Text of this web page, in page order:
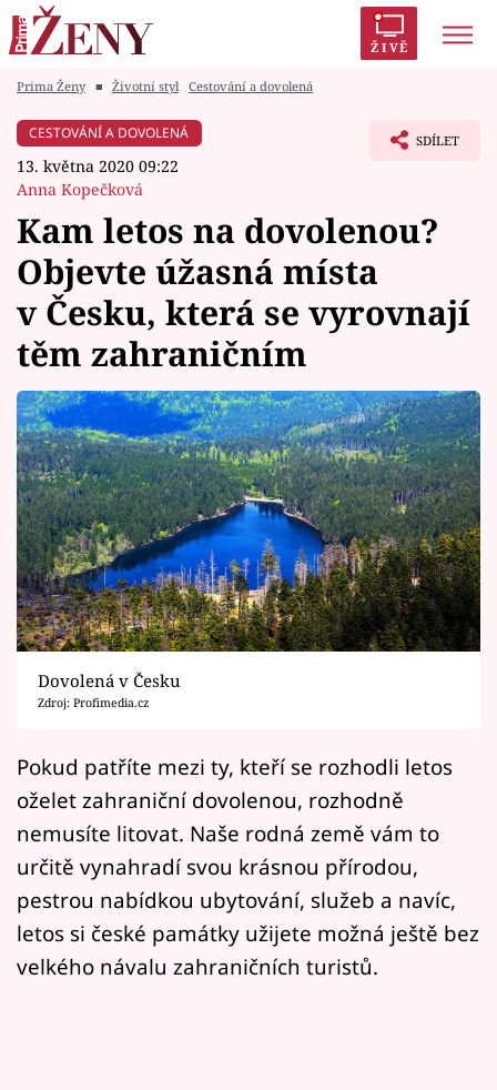
ŽIVĚ
Módní alarm
Zrádci
Témata
Celebrity
Vztahy
Seriály
Horoskopy
Sledujte prima+
Filmový festival Karlovy Vary
Přihlášení
Sledujte nás
Prima Ženy ■ Životní styl Cestování a dovolená
CESTOVÁNÍ A DOVOLENÁ
13. května 2020 09:22
Anna Kopečková
SDÍLET
Kam letos na dovolenou?
Objevte úžasná místa
v Česku, která se vyrovnají
těm zahraničním
Dovolená v Česku
Zdroj: Profimedia.cz
Pokud patříte mezi ty, kteří se rozhodli letos
oželet zahraniční dovolenou, rozhodně
nemusíte litovat. Naše rodná země vám to
určitě vynahradí svou krásnou přírodou,
pestrou nabídkou ubytování, služeb a navíc,
letos si české památky užijete možná ještě bez
velkého návalu zahraničních turistů.